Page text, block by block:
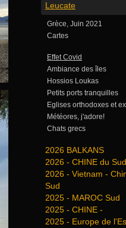
Leucate
Grèce, Juin 2021
Cartes
Effet Covid
Ambiance des îles
Hossios Loukas
Petits ports tranquilles
Eglises orthodoxes et
Météores, j'adore!
Chats grecs
2026 BALKANS
2026 - CHINE du Sud
2026 - Vietnam -
Sud
2025 - MAROC Sud
2025 - CHINE -
2025 - Europe de